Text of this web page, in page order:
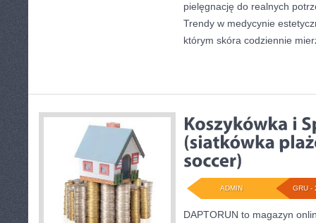
pielęgnację do realnych
Trendy w medycynie
którym skóra codziennie
GRU -
ADMIN
DAPTORUN to magazyn